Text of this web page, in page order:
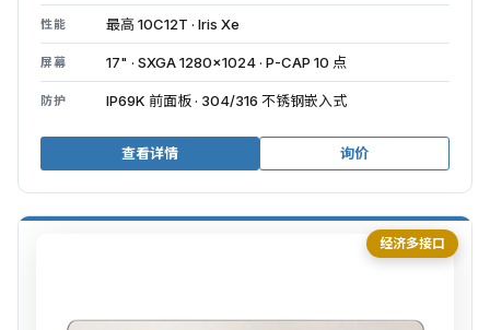
性能 最高 10C12T · Iris Xe
屏幕 17" · SXGA 1280×1024 · P-CAP 10 点
防护 IP69K 前面板 · 304/316 不锈钢嵌入式
查看详情 询价
经济多接口